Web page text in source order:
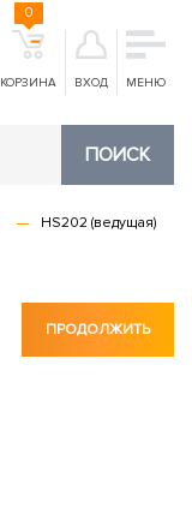
КОРЗИНА
0
ВХОД МЕНЮ
ПОИСК
HS202 (ведущая)
ПРОДОЛЖИТЬ